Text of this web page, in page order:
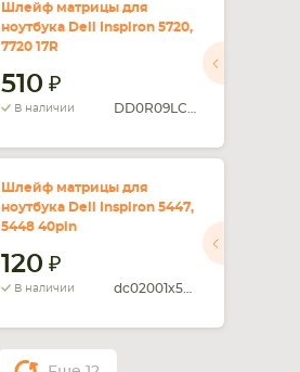
Шлейф матрицы для
ноутбука Dell Inspiron 5720,
7720 17R
510
В наличии
Шлейф матрицы для
ноутбука Dell Inspiron 5447,
5448 40pin
120
В наличии